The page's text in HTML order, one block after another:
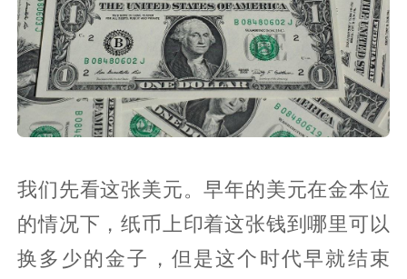
我们先看这张美元。早年的美元在金本位
的情况下，纸币上印着这张钱到哪里可以
换多少的金子，但是这个时代早就结束